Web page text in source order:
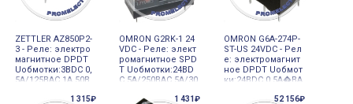
ZETTLER AZ850P2-
3 - Реле: электро
магнитное DPDT
Uобмотки:3ВDC 0,
5A/125ВAC 1А 50В
OMRON G2RK-1 24
VDC - Реле: элект
ромагнитное SPD
T Uобмотки:24ВD
C 5A/250ВAC 5A/30
OMRON G6A-274P-
ST-US 24VDC - Рел
е: электромагнит
ное DPDT Uобмот
ки:24ВDC 0,5A�ВA
1 315₽ 1 431₽ 52 156₽